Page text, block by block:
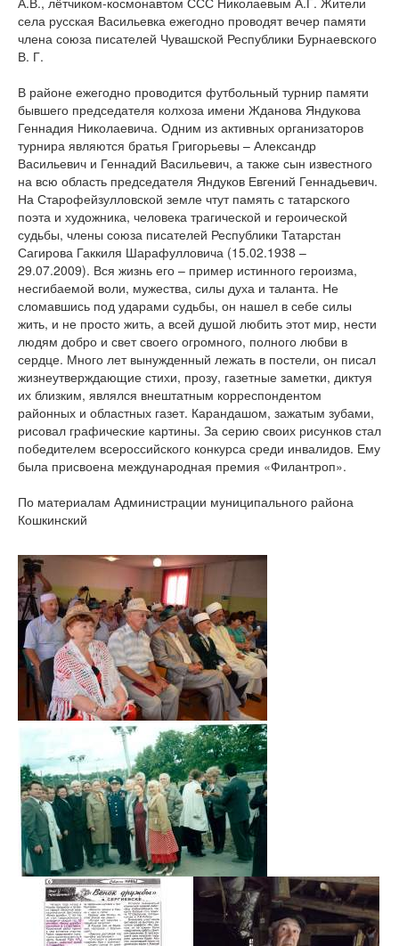
села русская Васильевка ежегодно проводят вечер памяти
члена союза писателей Чувашской Республики Бурнаевского
В. Г.
В районе ежегодно проводится футбольный турнир памяти
бывшего председателя колхоза имени Жданова Яндукова
Геннадия Николаевича. Одним из активных организаторов
турнира являются братья Григорьевы – Александр
Васильевич и Геннадий Васильевич, а также сын известного
на всю область председателя Яндуков Евгений Геннадьевич.
На Старофейзулловской земле чтут память с татарского
поэта и художника, человека трагической и героической
судьбы, члены союза писателей Республики Татарстан
Сагирова Гаккиля Шарафулловича (15.02.1938 –
29.07.2009). Вся жизнь его – пример истинного героизма,
несгибаемой воли, мужества, силы духа и таланта. Не
сломавшись под ударами судьбы, он нашел в себе силы
жить, и не просто жить, а всей душой любить этот мир, нести
людям добро и свет своего огромного, полного любви в
сердце. Много лет вынужденный лежать в постели, он писал
жизнеутверждающие стихи, прозу, газетные заметки, диктуя
их близким, являлся внештатным корреспондентом
районных и областных газет. Карандашом, зажатым зубами,
рисовал графические картины. За серию своих рисунков стал
победителем всероссийского конкурса среди инвалидов. Ему
была присвоена международная премия «Филантроп».
По материалам Администрации муниципального района
Кошкинский